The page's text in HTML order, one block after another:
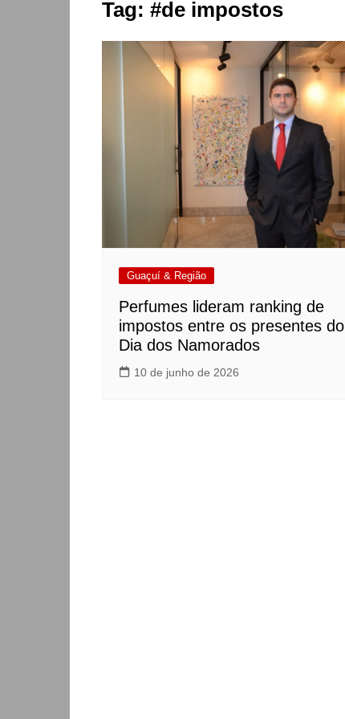
Tag: #de impostos
Guaçuí & Região
Perfumes lideram ranking de
impostos entre os presentes do
Dia dos Namorados
10 de junho de 2026